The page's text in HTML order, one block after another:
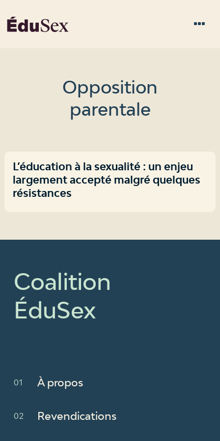
Opposition
parentale
L’éducation à la sexualité : un enjeu
largement accepté malgré quelques
résistances
Coalition
ÉduSex
À propos
Revendications